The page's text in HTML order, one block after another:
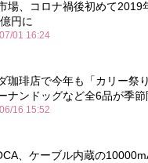
場、コロナ禍後初めて
円に
01 16:24
珈琲店で今年も「カリー
ナンドッグなど全6品が季
16 15:52
、ケーブル内蔵の